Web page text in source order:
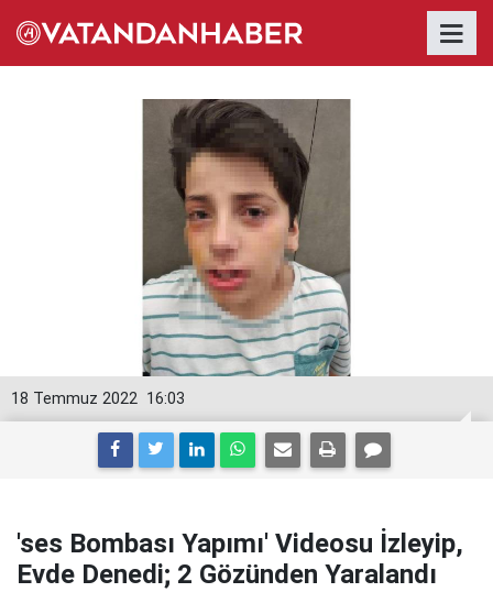
16:03
18 Temmuz 2022
'ses Bombası Yapımı' Videosu İzleyip,
Evde Denedi; 2 Gözünden Yaralandı